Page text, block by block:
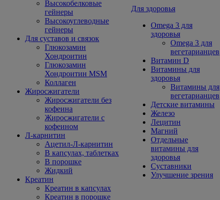
Высокобелковые
гейнеры
Высокоуглеводные
гейнеры
Для суставов и связок
Глюкозамин
Хондроитин
Глюкозамин
Хондроитин MSM
Коллаген
Жиросжигатели
Жиросжигатели без
кофеина
Жиросжигатели с
кофеином
Л-карнитин
Ацетил-Л-карнитин
В капсулах, таблетках
В порошке
Жидкий
Креатин
Креатин в капсулах
Креатин в порошке
Для здоровья
Omega 3 для
здоровья
Omega 3 для
вегетарианцев
Витамин D
Витамины для
здоровья
Витамины для
вегетарианцев
Детские витамины
Железо
Лецитин
Магний
Отдельные
витамины для
здоровья
Суставники
Улучшение зрения